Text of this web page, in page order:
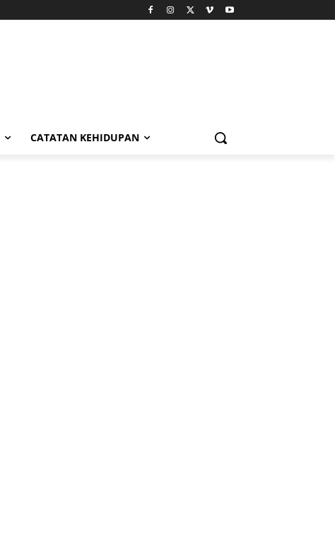
CATATAN KEHIDUPAN